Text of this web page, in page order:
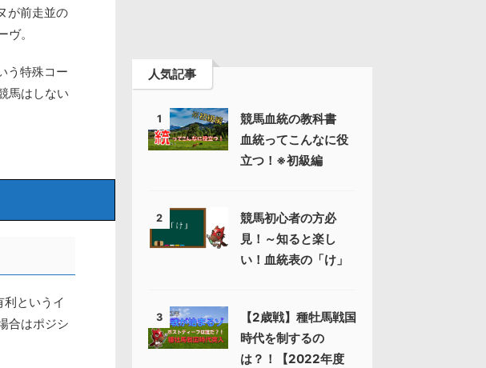
が前走並の
。
う特殊コー
馬はしない
というイ
合はポジシ
人気記事
1
競馬血統の教科書
血統ってこんなに役
立つ！※初級編
2
競馬初心者の方必
見！～知ると楽し
い！血統表の「け」
3
【2歳戦】種牡馬戦国
時代を制するの
は？！【2022年度